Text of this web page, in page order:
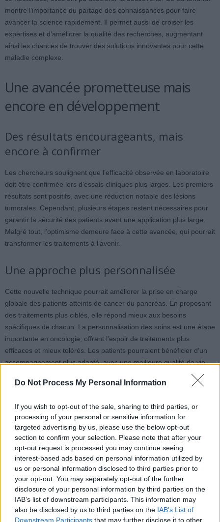
Do Not Process My Personal Information
If you wish to opt-out of the sale, sharing to third parties, or
processing of your personal or sensitive information for
targeted advertising by us, please use the below opt-out
section to confirm your selection. Please note that after your
opt-out request is processed you may continue seeing
interest-based ads based on personal information utilized by
us or personal information disclosed to third parties prior to
your opt-out. You may separately opt-out of the further
disclosure of your personal information by third parties on the
IAB’s list of downstream participants. This information may
also be disclosed by us to third parties on the IAB’s List of
Downstream Participants that may further disclose it to other
montre l’importance du partage des connaissances pour faire
avancer la science rapidement. Il permet aussi de croiser les
expertises et d’améliorer la qualité des recherches, augmentant
ainsi les chances de trouver des solutions innovantes pour cette
maladie complexe.
Une avancée prometteuse mais
encore en développement
Des résultats encourageants, mais
encore à confirmer
Les chercheurs soulignent que l’efficacité observée en laboratoire
doit être confirmée lors d’essais cliniques plus larges. Les premiers
résultats sont positifs, avec une réduction notable des lésions
tumorales. Cependant, plusieurs étapes restent nécessaires pour
garantir la sécurité des patients avant une application plus large.
Malgré tout, l’optimisme demeure face à cette avancée, qui pourrait
transformer les traitements à l’avenir.
Une approche plus personnalisée
Cette nouvelle technique pourrait améliorer la prise en charge
globale des patients atteints de cancer du pancréas. En proposant
des traitements plus ciblés, elle répond mieux aux besoins
spécifiques de chacun. La personnalisation des soins est une étape
importante en oncologie, offrant l’espoir de traitements plus
efficaces et mieux tolérés. Les patients pourraient bénéficier d’un
accompagnement plus adapté, avec une meilleure qualité de vie
Perspectives d’avenir
Bien que cette découverte reste encore en phase expérimentale,
elle représente un progrès significatif dans la lutte contre cette
maladie. Elle ouvre des perspectives concrètes pour les années à
venir. Les chercheurs poursuivent leurs travaux pour confirmer son
efficacité. Cette dynamique positive nourrit l’espoir de traitements
plus performants et accessibles, offrant une lueur d’espoir aux
patients confrontés à un cancer souvent redouté.